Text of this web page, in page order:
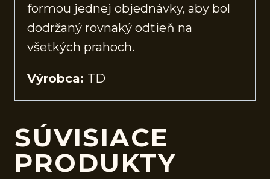
formou jednej objednávky, aby bol
dodržaný rovnaký odtieň na
všetkých prahoch.
Výrobca: TD
SÚVISIACE
PRODUKTY